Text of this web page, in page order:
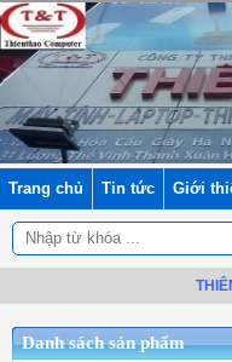
Trang chủ Tin tức Giới
THIÊN
Danh sách sản phẩm